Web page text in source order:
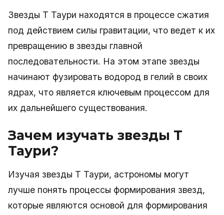
Звезды Т Таури находятся в процессе сжатия
под действием силы гравитации, что ведет к их
превращению в звезды главной
последовательности. На этом этапе звезды
начинают фузировать водород в гелий в своих
ядрах, что является ключевым процессом для
их дальнейшего существования.
Зачем изучать звезды Т
Таури?
Изучая звезды Т Таури, астрономы могут
лучше понять процессы формирования звезд,
которые являются основой для формирования